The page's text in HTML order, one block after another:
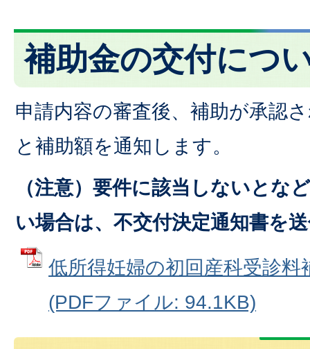
補助金の交付につ
申請内容の審査後、補助が承認
と補助額を通知します。
（注意）要件に該当しないとな
い場合は、不交付決定通知書を
低所得妊婦の初回産科受診料
(PDFファイル: 94.1KB)